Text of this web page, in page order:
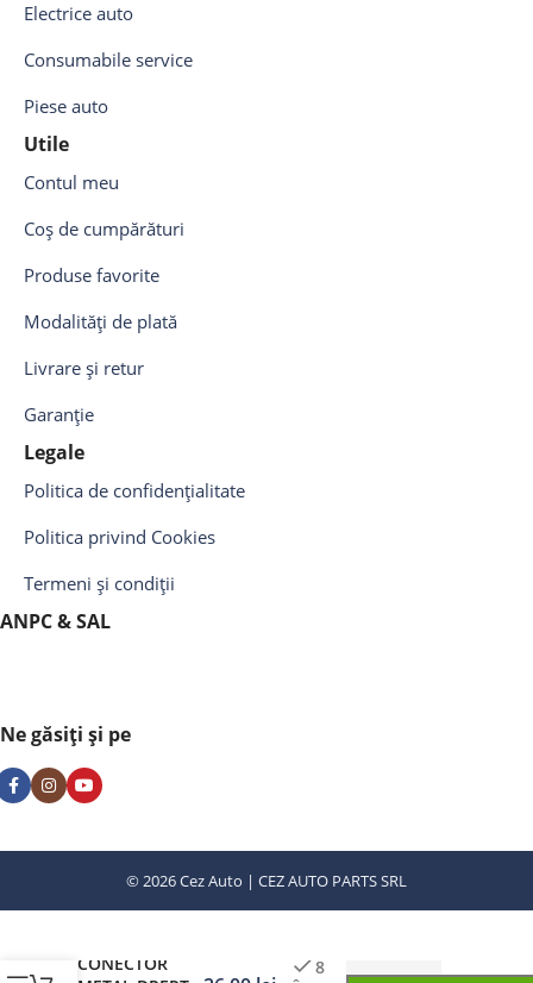
Electrice auto
Consumabile service
Piese auto
Utile
Contul meu
Coș de cumpărături
Produse favorite
Modalități de plată
Livrare și retur
Garanție
Legale
Politica de confidențialitate
Politica privind Cookies
Termeni și condiții
ANPC & SAL
Ne găsiți și pe
© 2026 Cez Auto | CEZ AUTO PARTS SRL
CONECTOR
8